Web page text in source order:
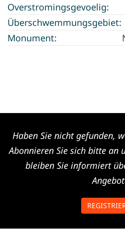
Overstromingsgevoelig:
Überschwemmungsgebiet:
Monument:
Haben Sie nicht gefunden,
Abonnieren Sie sich bitte an
bleiben Sie informiert